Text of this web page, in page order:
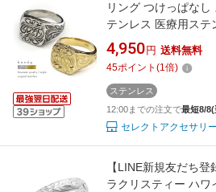
リング つけっぱな
テンレス 医療用ステ
レルギーフリー
輪 ハワイ ハワイア
トリング シグネット
可
4,950 円 送料無料
45ポイント (1倍)
ステンレス
12:00までの注文で最短8/8(
セレクトアクセサリ
【LINE新規友だち
ラクリスティー ハワ